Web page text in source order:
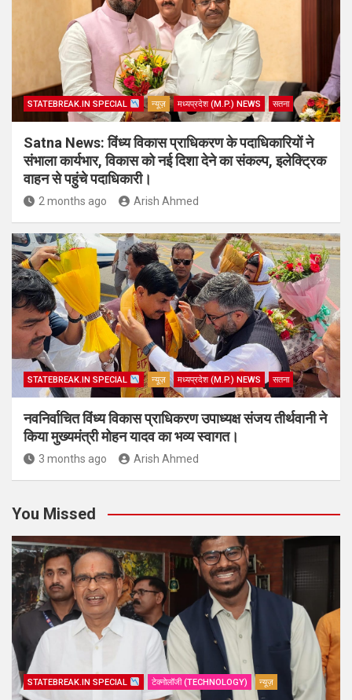
STATEBREAK.IN SPECIAL न्यूज़ मध्यप्रदेश (M.P.) NEWS सतना
Satna News: विंध्य विकास प्राधिकरण के पदाधिकारियों ने
संभाला कार्यभार, विकास को नई दिशा देने का संकल्प, इलेक्ट्रिक
वाहन से पहुंचे पदाधिकारी।
2 months ago Arish Ahmed
STATEBREAK.IN SPECIAL न्यूज़ मध्यप्रदेश (M.P.) NEWS सतना
नवनिर्वाचित विंध्य विकास प्राधिकरण उपाध्यक्ष संजय तीर्थवानी ने
किया मुख्यमंत्री मोहन यादव का भव्य स्वागत।
3 months ago Arish Ahmed
You Missed
STATEBREAK.IN SPECIAL टेक्नोलॉजी (TECHNOLOGY) न्यूज़